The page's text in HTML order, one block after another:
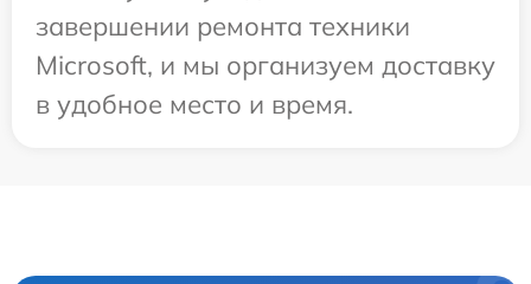
завершении ремонта техники
Microsoft, и мы организуем доставку
в удобное место и время.